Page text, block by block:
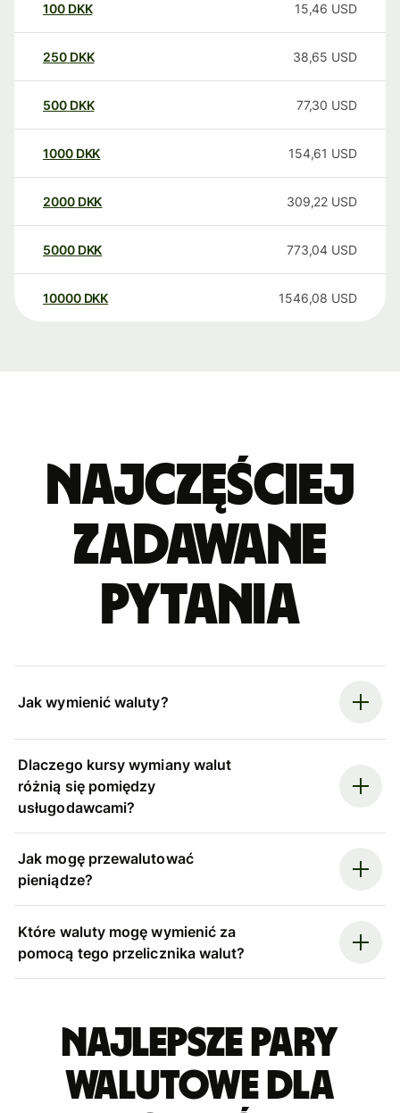
100 DKK 15,46 USD
250 DKK 38,65 USD
500 DKK 77,30 USD
1000 DKK 154,61 USD
2000 DKK 309,22 USD
5000 DKK 773,04 USD
10000 DKK 1546,08 USD
Najczęściej
zadawane
pytania
Jak wymienić waluty?
Dlaczego kursy wymiany walut
różnią się pomiędzy
usługodawcami?
Jak mogę przewalutować
pieniądze?
Które waluty mogę wymienić za
pomocą tego przelicznika walut?
Najlepsze pary
walutowe dla